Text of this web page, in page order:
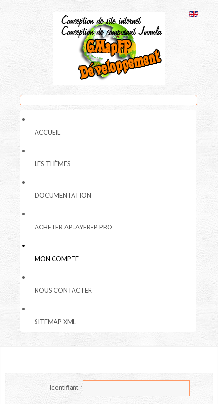
ACCUEIL
LES THÈMES
DOCUMENTATION
ACHETER APLAYERFP PRO
MON COMPTE
NOUS CONTACTER
SITEMAP XML
Identifiant *